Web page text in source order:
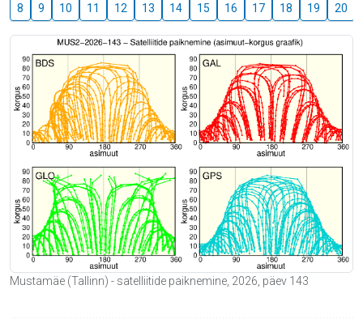
8 9 10 11 12 13 14 15 16 17 18 19 20
Mustamäe (Tallinn) - satelliitide paiknemine, 2026, päev 143